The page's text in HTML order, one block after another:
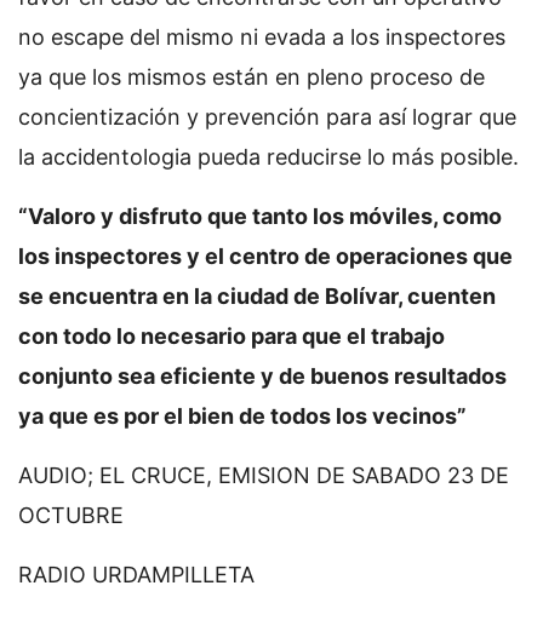
no escape del mismo ni evada a los inspectores
ya que los mismos están en pleno proceso de
concientización y prevención para así lograr que
la accidentologia pueda reducirse lo más posible.
“Valoro y disfruto que tanto los móviles, como
los inspectores y el centro de operaciones que
se encuentra en la ciudad de Bolívar, cuenten
con todo lo necesario para que el trabajo
conjunto sea eficiente y de buenos resultados
ya que es por el bien de todos los vecinos”
AUDIO; EL CRUCE, EMISION DE SABADO 23 DE
OCTUBRE
RADIO URDAMPILLETA